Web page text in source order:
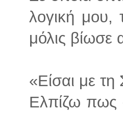
λογική μου,
μόλις βίωσε
«Είσαι με τη
Ελπίζω πως